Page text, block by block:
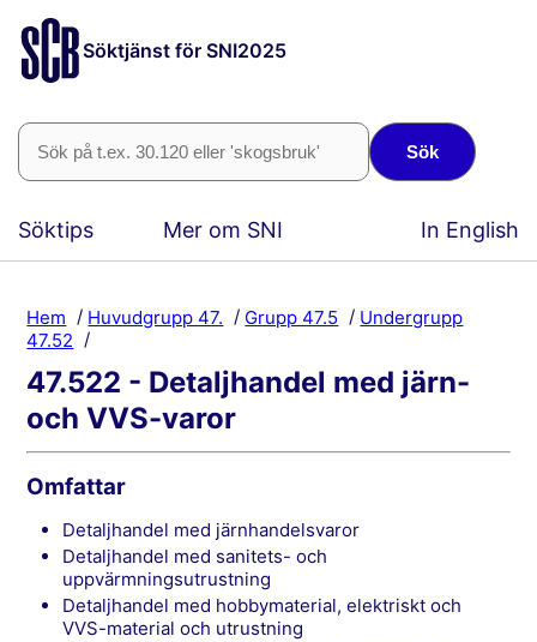
Söktjänst för SNI2025
Sök
Söktips Mer om SNI In English
Hem Huvudgrupp 47. Grupp 47.5
Undergrupp
47.52
47.522 - Detaljhandel med järn-
och VVS-varor
Omfattar
detaljhandel med järnhandelsvaror
detaljhandel med sanitets- och
uppvärmningsutrustning
detaljhandel med hobbymaterial, elektriskt och
VVS-material och utrustning